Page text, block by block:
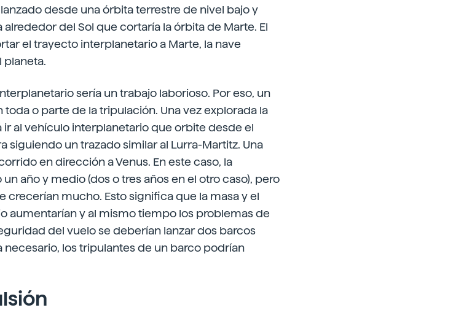
desde una órbita terrestre de nivel bajo y
del Sol que cortaría la órbita de Marte. El
el trayecto interplanetario a Marte, la nave
planeta.
sería un trabajo laborioso. Por eso, un
o parte de la tripulación. Una vez explorada la
al vehículo interplanetario que orbite desde el
siguiendo un trazado similar al Lurra-Martitz. Una
en dirección a Venus. En este caso, la
año y medio (dos o tres años en el otro caso), pero
crecerían mucho. Esto significa que la masa y el
aumentarían y al mismo tiempo los problemas de
del vuelo se deberían lanzar dos barcos
necesario, los tripulantes de un barco podrían